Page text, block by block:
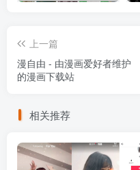
上一篇
漫自由 - 由漫画爱好者维护
的漫画下载站
相关推荐